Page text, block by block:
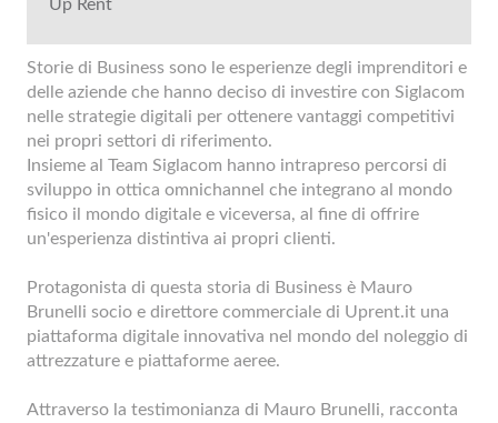
Up Rent
Storie di Business sono le esperienze degli imprenditori e
delle aziende che hanno deciso di investire con Siglacom
nelle strategie digitali per ottenere vantaggi competitivi
nei propri settori di riferimento.
Insieme al Team Siglacom hanno intrapreso percorsi di
sviluppo in ottica omnichannel che integrano al mondo
fisico il mondo digitale e viceversa, al fine di offrire
un'esperienza distintiva ai propri clienti.
Protagonista di questa storia di Business è Mauro
Brunelli socio e direttore commerciale di Uprent.it una
piattaforma digitale innovativa nel mondo del noleggio di
attrezzature e piattaforme aeree.
Attraverso la testimonianza di Mauro Brunelli, racconta